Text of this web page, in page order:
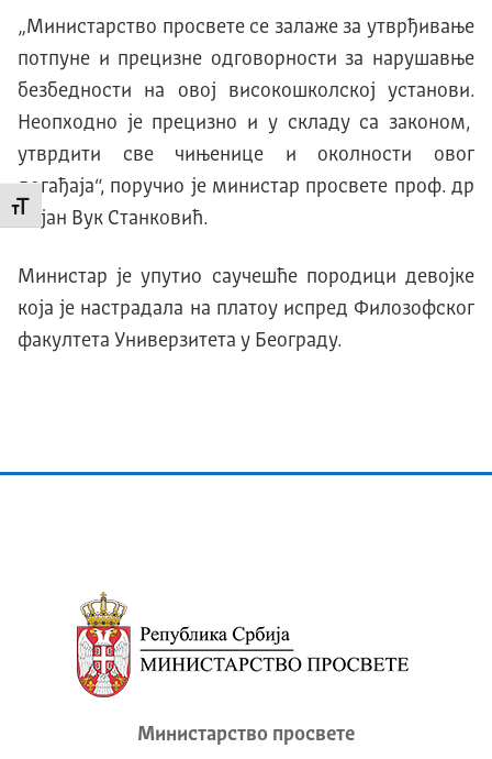
Промени величину слова
„Министарство просвете се залаже за утврђивање
потпуне и прецизне одговорности за нарушавње
безбедности на овој високошколској установи.
Неопходно је прецизно и у складу са законом,
утврдити све чињенице и околности овог
догађаја“, поручио је министар просвете проф. др
Дејан Вук Станковић.
Министар је упутио саучешће породици девојке
која је настрадала на платоу испред Филозофског
факултета Универзитета у Београду.
Министарство просвете